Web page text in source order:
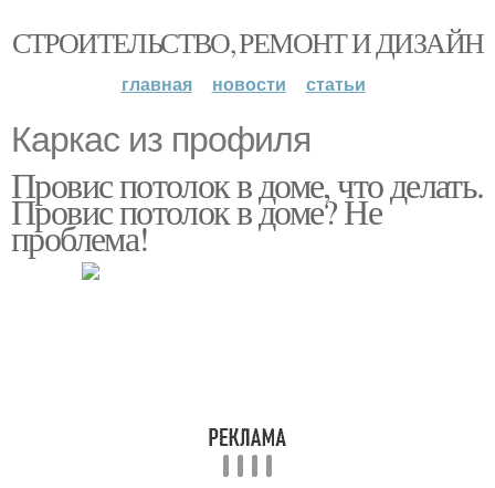
СТРОИТЕЛЬСТВО, РЕМОНТ И ДИЗАЙН
главная новости статьи
Каркас из профиля
Провис потолок в доме, что делать.
Провис потолок в доме? Не
проблема!